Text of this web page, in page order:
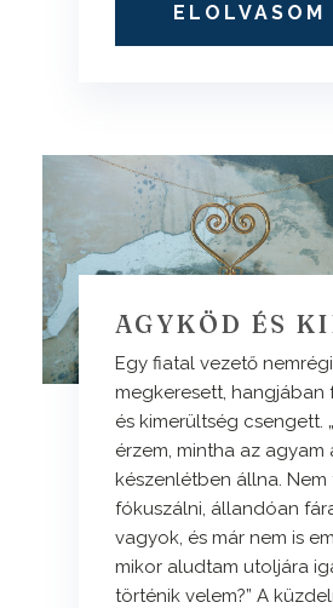
ELOLVASOM
AGYKÖD ÉS
Egy fiatal vezető
megkeresett, hangjában
és kimerültség csengett.
érzem, mintha az agyam
készenlétben állna.
fókuszálni, állandóan
vagyok, és már nem is
mikor aludtam utoljára
történik velem?” A